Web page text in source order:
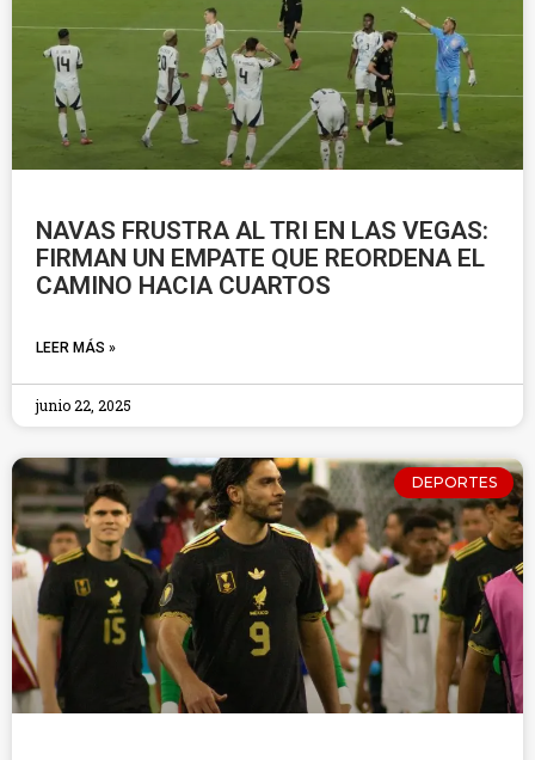
NAVAS FRUSTRA AL TRI EN LAS VEGAS:
FIRMAN UN EMPATE QUE REORDENA EL
CAMINO HACIA CUARTOS
LEER MÁS »
junio 22, 2025
DEPORTES